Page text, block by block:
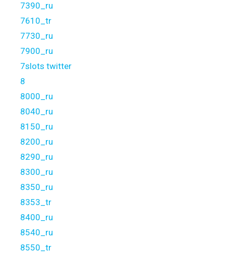
7390_ru
7610_tr
7730_ru
7900_ru
7slots twitter
8
8000_ru
8040_ru
8150_ru
8200_ru
8290_ru
8300_ru
8350_ru
8353_tr
8400_ru
8540_ru
8550_tr